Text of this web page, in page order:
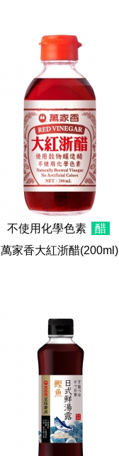
不使用化學色素
醋
萬家香大紅浙醋(200ml)